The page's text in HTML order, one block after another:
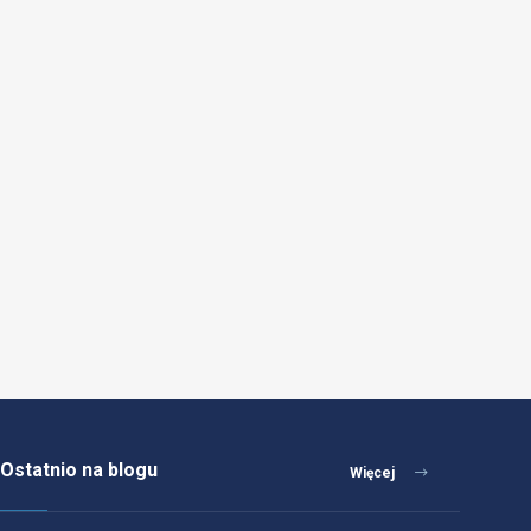
Ostatnio na blogu Więcej